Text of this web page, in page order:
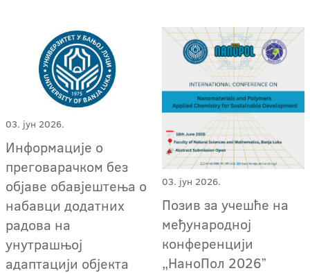
03. јун 2026.
Информације о
преговарачком без
објаве обавјештења о
набавци додатних
радова на
унутрашњој
адаптацији објекта
03. јун 2026.
Позив за учешће на
међународној
конференцији
„НаноПол 2026ˮ